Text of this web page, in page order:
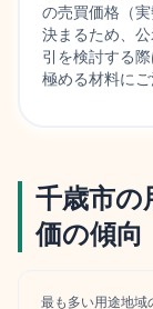
の売買価格（
決まるため、
引を検討する
極める材料にご
千歳市の
価の傾向
最も多い用途地域